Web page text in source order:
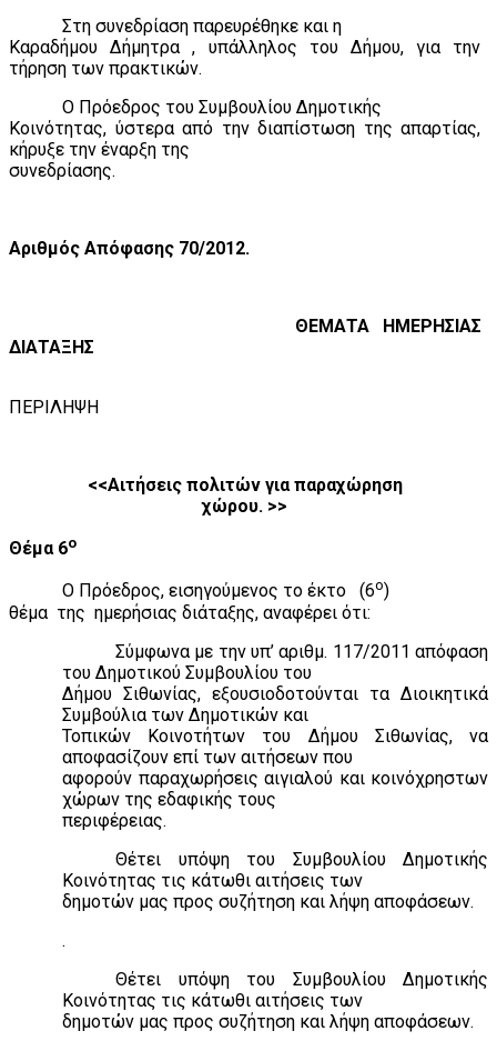
Στη συνεδρίαση παρευρέθηκε και η
Καραδήμου Δήμητρα , υπάλληλος του Δήμου, για την
τήρηση των πρακτικών.
Ο Πρόεδρος του Συμβουλίου Δημοτικής
Κοινότητας, ύστερα από την διαπίστωση της απαρτίας,
κήρυξε την έναρξη της
συνεδρίασης.
Αριθμός Απόφασης 70/2012.
ΘΕΜΑΤΑ
ΗΜΕΡΗΣΙΑΣ
ΔΙΑΤΑΞΗΣ
ΠΕΡΙΛΗΨΗ
<<Αιτήσεις πολιτών για παραχώρηση
χώρου. >>
Θέμα 6ο
Ο Πρόεδρος, εισηγούμενος το έκτο (6ο)
θέμα της ημερήσιας διάταξης, αναφέρει ότι:
Σύμφωνα με την υπ’ αριθμ. 117/2011 απόφαση
του Δημοτικού Συμβουλίου του
Δήμου Σιθωνίας, εξουσιοδοτούνται τα Διοικητικά
Συμβούλια των Δημοτικών και
Τοπικών Κοινοτήτων του Δήμου Σιθωνίας, να
αποφασίζουν επί των αιτήσεων που
αφορούν παραχωρήσεις αιγιαλού και κοινόχρηστων
χώρων της εδαφικής τους
περιφέρειας.
Θέτει υπόψη του Συμβουλίου Δημοτικής
Κοινότητας τις κάτωθι αιτήσεις των
δημοτών μας προς συζήτηση και λήψη αποφάσεων.
.
Θέτει υπόψη του Συμβουλίου Δημοτικής
Κοινότητας τις κάτωθι αιτήσεις των
δημοτών μας προς συζήτηση και λήψη αποφάσεων.